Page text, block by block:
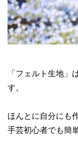
「フェルト生地」
す。
ほんとに自分にも
手芸初心者でも簡